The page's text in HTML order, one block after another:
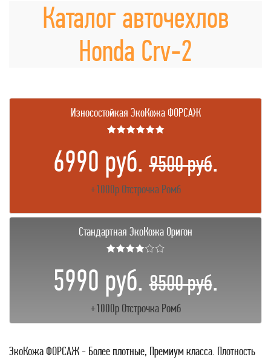
Каталог авточехлов
Honda Crv-2
Износостойкая ЭкоКожа ФОРСАЖ
★★★★★★
6990 руб.9500 руб.
+1000р Отстрочка Ромб
Стандартная ЭкоКожа Оригон
★★★★☆☆
5990 руб.8500 руб.
+1000р Отстрочка Ромб
ЭкоКожа ФОРСАЖ - Более плотные, Премиум класса. Плотность